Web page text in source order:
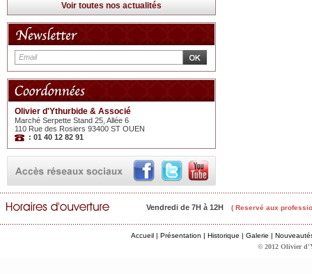
Voir toutes nos actualités
Olivier d'Ythurbide & Associé
Marché Serpette Stand 25, Allée 6
110 Rue des Rosiers 93400 ST OUEN
: 01 40 12 82 91
Vendredi de 7H à 12H ( Reservé aux
Accueil | Présentation | Historique | Galerie |
© 2012 Olivier